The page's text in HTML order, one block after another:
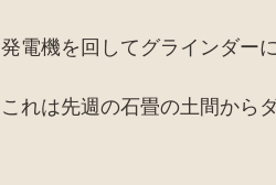
発電機を回してグラインダー
これは先週の石畳の土間から